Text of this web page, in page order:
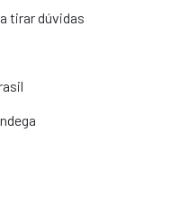
tirar dúvidas